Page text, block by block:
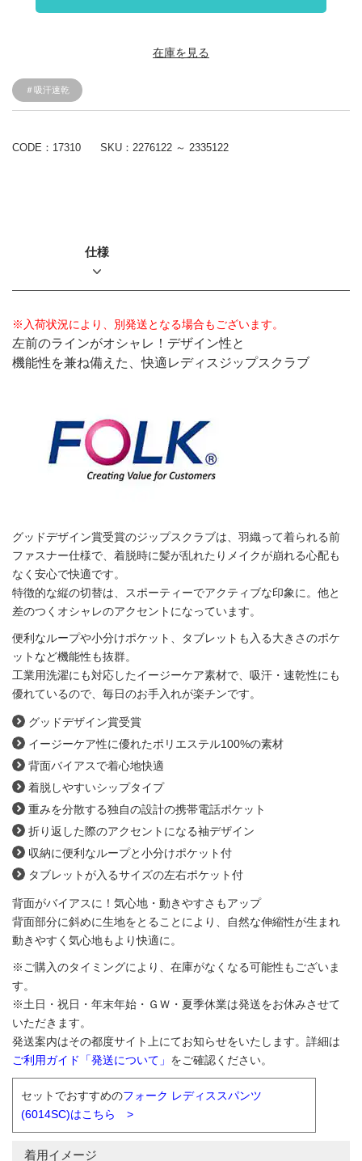
在庫を見る
＃吸汗速乾
CODE：17310 SKU： 2276122 ～ 2335122
仕様
※入荷状況により、別発送となる場合もございます。
左前のラインがオシャレ！デザイン性と
機能性を兼ね備えた、快適レディスジップスクラブ
グッドデザイン賞受賞のジップスクラブは、羽織って着られる前
ファスナー仕様で、着脱時に髪が乱れたりメイクが崩れる心配も
なく安心で快適です。
特徴的な縦の切替は、スポーティーでアクティブな印象に。他と
差のつくオシャレのアクセントになっています。
便利なループや小分けポケット、タブレットも入る大きさのポケ
ットなど機能性も抜群。
工業用洗濯にも対応したイージーケア素材で、吸汗・速乾性にも
優れているので、毎日のお手入れが楽チンです。
グッドデザイン賞受賞
イージーケア性に優れたポリエステル100%の素材
背面バイアスで着心地快適
着脱しやすいシップタイプ
重みを分散する独自の設計の携帯電話ポケット
折り返した際のアクセントになる袖デザイン
収納に便利なループと小分けポケット付
タブレットが入るサイズの左右ポケット付
背面がバイアスに！気心地・動きやすさもアップ
背面部分に斜めに生地をとることにより、自然な伸縮性が生まれ
動きやすく気心地もより快適に。
※ご購入のタイミングにより、在庫がなくなる可能性もございま
す。
※土日・祝日・年末年始・ＧＷ・夏季休業は発送をお休みさせて
いただきます。
発送案内はその都度サイト上にてお知らせをいたします。詳細は
ご利用ガイド「発送について」 をご確認ください。
セットでおすすめのフォーク レディススパンツ
(6014SC)はこちら >
着用イメージ